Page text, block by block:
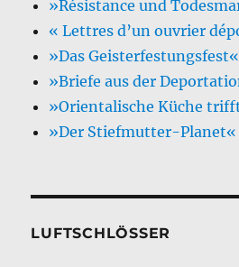
»Résistance und
« Lettres d’un ouvrier
»Das Geisterfestungsfest«
»Briefe aus der
»Orientalische Küche
»Der Stiefmutter-Planet«
LUFTSCHLÖSSER